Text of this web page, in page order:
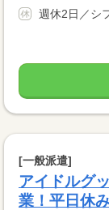
週休2日／シ
[一般派遣]
アイドルグ
業！平日休